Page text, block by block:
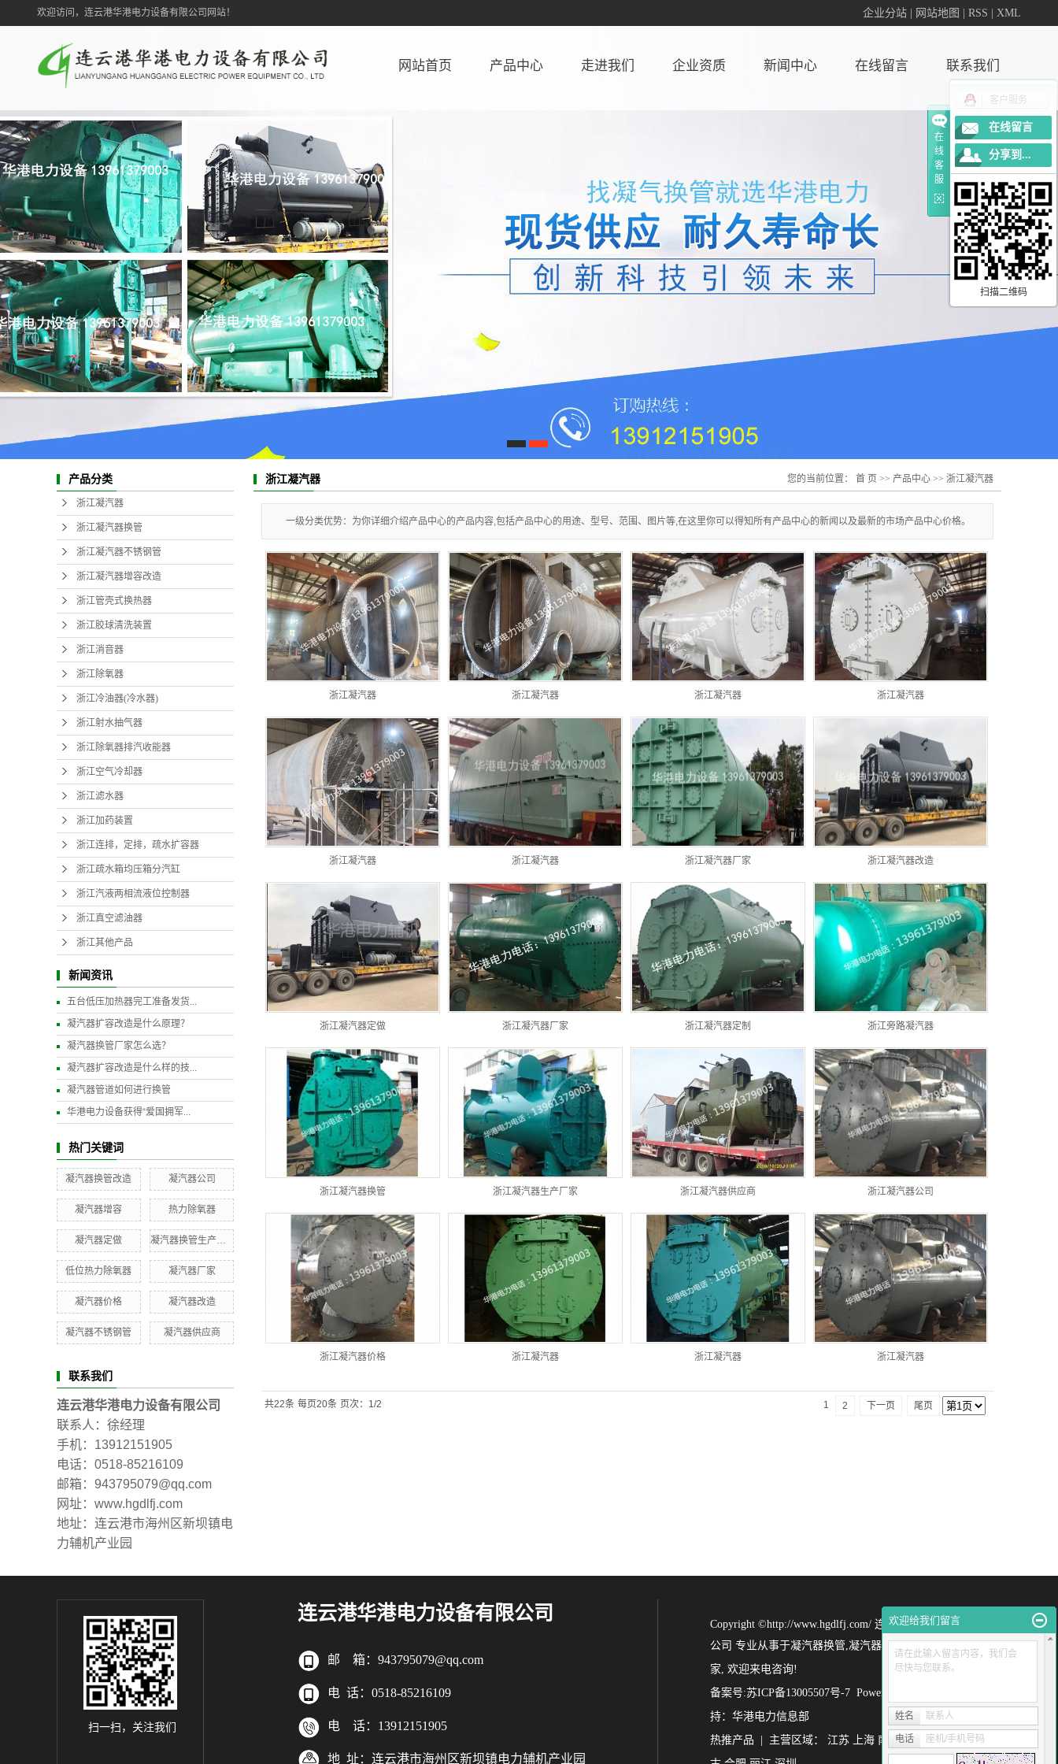
欢迎访问，连云港华港电力设备有限公司网站！ 企业分站 网站地图 RSS XML
网站首页 产品中心
浙江管壳式换热器
浙江胶球清洗装置
浙江消音器
浙江除氧器排汽收能器
浙江空气冷却器
浙江加药装置
浙江疏水箱均压箱分汽缸
浙江汽液两相流液位控制器
浙江真空滤油器
浙江其他产品
走进我们 企业资质 新闻中心 在线留言 联系我们
产品分类
浙江凝汽器
浙江凝汽器换管
浙江凝汽器不锈钢管
浙江凝汽器增容改造
浙江管壳式换热器
浙江胶球清洗装置
浙江消音器
浙江除氧器
浙江冷油器(冷水器)
浙江射水抽气器
浙江除氧器排汽收能器
浙江空气冷却器
浙江滤水器
浙江加药装置
浙江连排，定排，疏水扩容器
浙江疏水箱均压箱分汽缸
浙江汽液两相流液位控制器
浙江真空滤油器
浙江其他产品
新闻资讯
五台低压加热器完工准备发货...
凝汽器扩容改造是什么原理？
凝汽器换管厂家怎么选？
凝汽器扩容改造是什么样的技...
凝汽器管道如何进行换管
华港电力设备获得“爱国拥军...
热门关键词
凝汽器换管改造 凝汽器公司
凝汽器增容 热力除氧器
凝汽器定做 凝汽器换管生产厂家
低位热力除氧器 凝汽器厂家
凝汽器价格 凝汽器改造
凝汽器不锈钢管 凝汽器供应商
联系我们
连云港华港电力设备有限公司
联系人：徐经理
手机：13912151905
电话：0518-85216109
邮箱：943795079@qq.com
网址：www.hgdlfj.com
地址：连云港市海州区新坝镇电
力辅机产业园
浙江凝汽器 您的当前位置： 首 页 >> 产品中心 >> 浙江凝汽器
一级分类优势：为你详细介绍产品中心的产品内容,包括产品中心的用途、型号、范围、图片等,在这里你可以得知所有产品中心的新闻以及最新的市场产品中心价格。
浙江凝汽器 浙江凝汽器 浙江凝汽器 浙江凝汽器
浙江凝汽器 浙江凝汽器 浙江凝汽器厂家 浙江凝汽器改造
浙江凝汽器定做 浙江凝汽器厂家 浙江凝汽器定制 浙江旁路凝汽器
浙江凝汽器换管 浙江凝汽器生产厂家 浙江凝汽器供应商 浙江凝汽器公司
浙江凝汽器价格 浙江凝汽器 浙江凝汽器 浙江凝汽器
共22条 每页20条 页次：1/2 1 2 下一页 尾页
扫一扫，关注我们
连云港华港电力设备有限公司
邮 箱：943795079@qq.com
电 话：0518-85216109
电 话：13912151905
地 址：连云港市海州区新坝镇电力辅机产业园
Copyright ©http://www.hgdlfj.com/ 连云港华港电力设备有限
公司 专业从事于凝汽器换管,凝汽器换管改造 ,凝汽器换管厂
家, 欢迎来电咨询!
备案号:苏ICP备13005507号-7 Powered by
持： 华港电力信息部
热推产品 | 主营区域： 江苏 上海 南京 浙江 山西 北京 内蒙
在
线
客
服
客户服务
在线留言
分享到...
扫描二维码
欢迎给我们留言
请在此输入留言内容，我们会
尽快与您联系。
姓名 联系人
电话 座机/手机号码